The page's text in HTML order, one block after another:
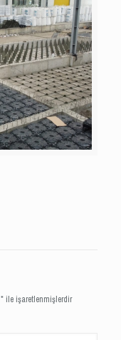
*ile işaretlenmişlerdir